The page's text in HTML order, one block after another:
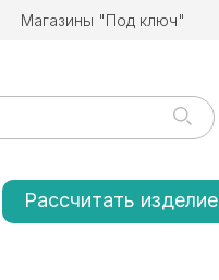
Магазины "Под ключ"
Рассчитать изделие